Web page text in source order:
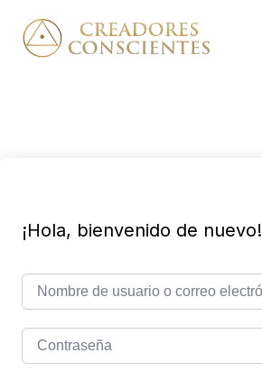
¡Hola, bienvenido de nuevo!